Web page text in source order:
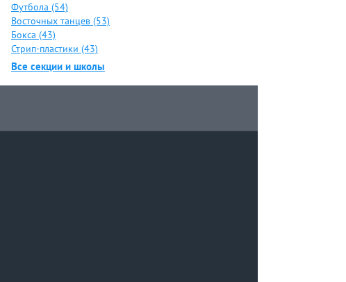
Футбола (54)
Восточных танцев (53)
Бокса (43)
Стрип-пластики (43)
Все секции и школы